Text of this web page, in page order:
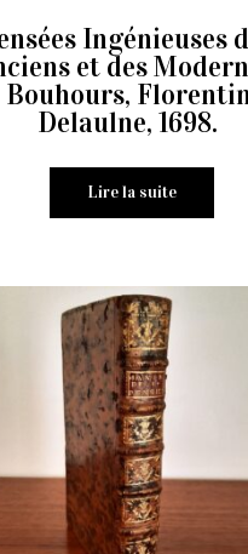
Ingénieuses
et des
Bouhours,
Delaulne, 1698.
Lire la suite